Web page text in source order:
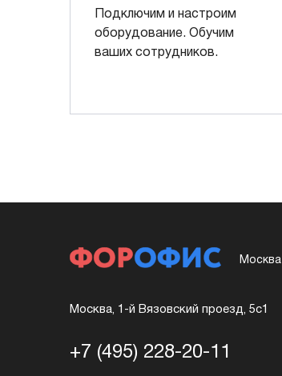
Подключим и настроим
оборудование. Обучим
ваших сотрудников.
Москва
Москва, 1-й Вязовский проезд, 5с1
+7 (495) 228-20-11